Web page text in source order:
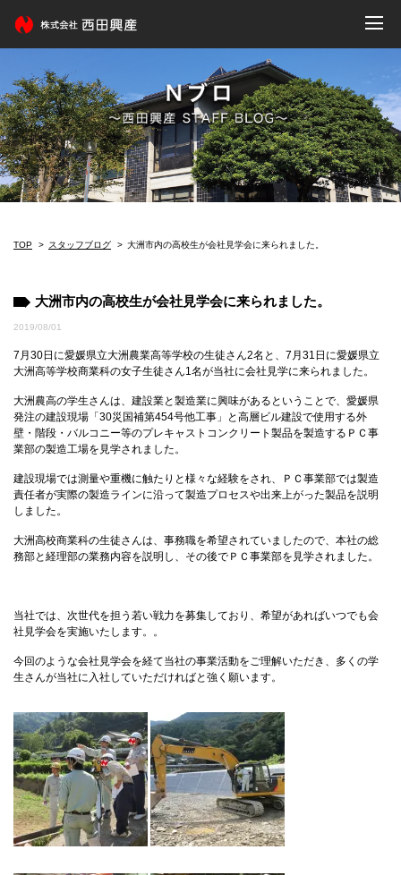
TOP スタッフブログ 大洲市内の高校生が会社見学会に来られました。
大洲市内の高校生が会社見学会に来られました。
2019/08/01
7月30日に愛媛県立大洲農業高等学校の生徒さん2名と、7月31日に愛媛県立
大洲高等学校商業科の女子生徒さん1名が当社に会社見学に来られました。
大洲農高の学生さんは、建設業と製造業に興味があるということで、愛媛県
発注の建設現場「30災国補第454号他工事」と高層ビル建設で使用する外
壁・階段・バルコニー等のプレキャストコンクリート製品を製造するＰＣ事
業部の製造工場を見学されました。
建設現場では測量や重機に触たりと様々な経験をされ、ＰＣ事業部では製造
責任者が実際の製造ラインに沿って製造プロセスや出来上がった製品を説明
しました。
大洲高校商業科の生徒さんは、事務職を希望されていましたので、本社の総
務部と経理部の業務内容を説明し、その後でＰＣ事業部を見学されました。
当社では、次世代を担う若い戦力を募集しており、希望があればいつでも会
社見学会を実施いたします。。
今回のような会社見学会を経て当社の事業活動をご理解いただき、多くの学
生さんが当社に入社していただければと強く願います。